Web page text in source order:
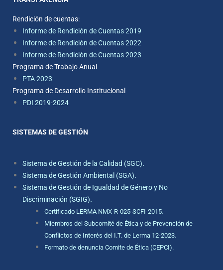
Rendición de cuentas:
Informe de Rendición de Cuentas 2019
Informe de Rendición de Cuentas 2022
Informe de Rendición de Cuentas 2023
Programa de Trabajo Anual
PTA 2023
Programa de Desarrollo Institucional
PDI 2019-2024
SISTEMAS DE GESTIÓN
Sistema de Gestión de la Calidad (SGC).
Sistema de Gestión Ambiental (SGA).
Sistema de Gestión de Igualdad de Género y No
Discriminación (SGIG).
Certificado LERMA NMX-R-025-SCFI-2015.
Miembros del Subcomité de Ética y de Prevención de
Conflictos de Interés del I.T. de Lerma 12-2023.
Formato de denuncia Comite de Ética (CEPCI).